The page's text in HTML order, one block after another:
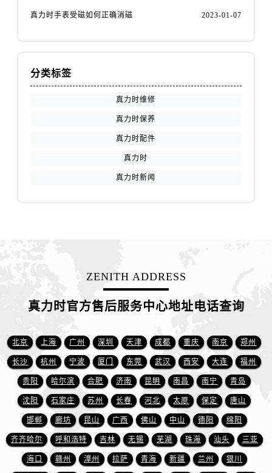
江西省赣州市章贡区文清路真力时售后服务中心（需提前预约）
山东省威海市环翠区新威海路89号振华商厦一楼名表维修真力时售后服务中心（需提前预约）
山东省潍坊市奎文区东风东街真力时售后服务中心（需提前预约）
山东省枣庄市滕州市北辛路与善国路交叉口真力时售后服务中心（需提前预约）
山东省淄博市张店区金晶大道真力时售后服务中心（需提前预约）
上海市黄浦区南京东路299号宏伊国际广场写字楼8层806室真力时售后服务中心（需提前预约）
上海市徐汇区虹桥路3号港汇中心2座37层3705室真力时售后服务中心（需提前预约）
浙江省杭州市上城区钱江路1366号华润大厦A座5层503-5室真力时售后服务中心（需提前预约）
浙江省湖州市吴兴区劳动路真力时售后服务中心（需提前预约）
真力时手表受磁如何正确消磁 2023-01-07
分类标签
真力时维修
真力时保养
真力时配件
真力时
真力时新闻
ZENITH ADDRESS
真力时官方售后服务中心地址电话查询
北京 上海 广州 深圳 天津 成都 重庆 南京 郑州
长沙 杭州 宁波 厦门 东莞 武汉 西安 大连 福州
贵阳 哈尔滨 合肥 济南 昆明 南昌 南宁 青岛
沈阳 石家庄 苏州 长春 河北 太原 保定 唐山
邯郸 廊坊 昆山 广西 佛山 中山 德阳 绵阳
齐齐哈尔 呼和浩特 吉林 无锡 芜湖 珠海 汕头 三亚
海口 赣州 漳州 拉萨 青海 新疆 兰州 银川